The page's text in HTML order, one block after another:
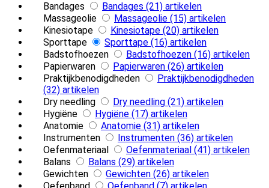
Bandages
Bandages (21) artikelen
Massageolie
Massageolie (15) artikelen
Kinesiotape
Kinesiotape (20) artikelen
Sporttape
Sporttape (16) artikelen
Badstofhoezen
Badstofhoezen (16) artikelen
Papierwaren
Papierwaren (26) artikelen
Praktijkbenodigdheden
Praktijkbenodigdheden
(32) artikelen
Dry needling
Dry needling (21) artikelen
Hygiëne
Hygiëne (17) artikelen
Anatomie
Anatomie (31) artikelen
Instrumenten
Instrumenten (36) artikelen
Oefenmateriaal
Oefenmateriaal (41) artikelen
Balans
Balans (29) artikelen
Gewichten
Gewichten (26) artikelen